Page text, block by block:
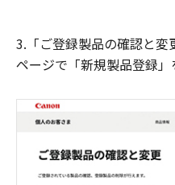
3.「ご登録製品の確認と変
ページで「新規製品登録」